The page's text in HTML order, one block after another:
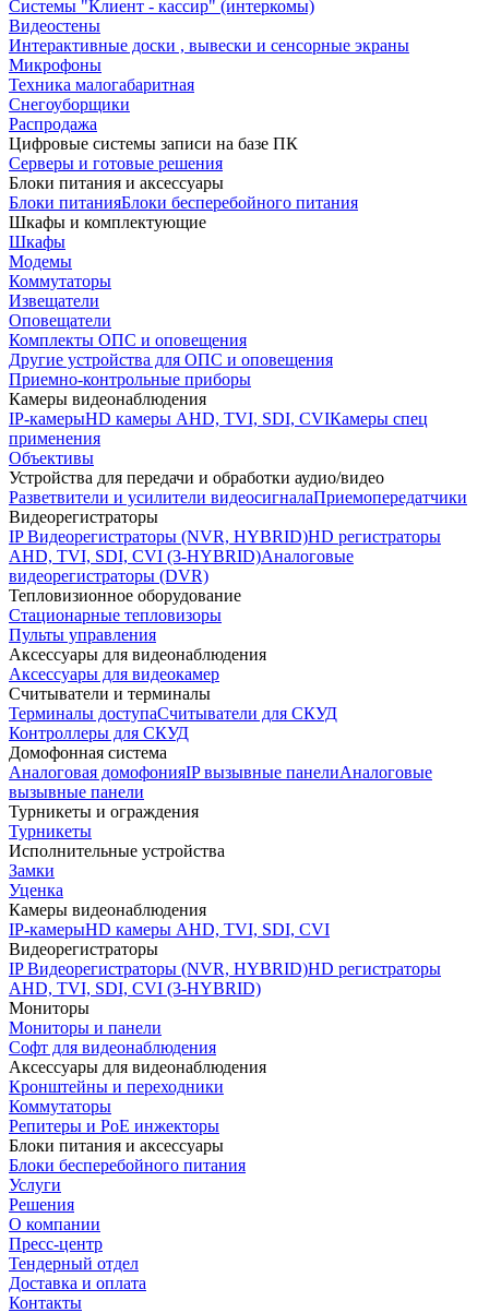
Системы "Клиент - кассир" (интеркомы)
Видеостены
Интерактивные доски , вывески и сенсорные экраны
Микрофоны
Техника малогабаритная
Снегоуборщики
Распродажа
Цифровые системы записи на базе ПК
Серверы и готовые решения
Блоки питания и аксессуары
Блоки питанияБлоки бесперебойного питания
Шкафы и комплектующие
Шкафы
Модемы
Коммутаторы
Извещатели
Оповещатели
Комплекты ОПС и оповещения
Другие устройства для ОПС и оповещения
Приемно-контрольные приборы
Камеры видеонаблюдения
IP-камерыHD камеры AHD, TVI, SDI, CVIКамеры спец
применения
Объективы
Устройства для передачи и обработки аудио/видео
Разветвители и усилители видеосигналаПриемопередатчики
Видеорегистраторы
IP Видеорегистраторы (NVR, HYBRID)HD регистраторы
AHD, TVI, SDI, CVI (3-HYBRID)Аналоговые
видеорегистраторы (DVR)
Тепловизионное оборудование
Стационарные тепловизоры
Пульты управления
Аксессуары для видеонаблюдения
Аксессуары для видеокамер
Считыватели и терминалы
Терминалы доступаСчитыватели для СКУД
Контроллеры для СКУД
Домофонная система
Аналоговая домофонияIP вызывные панелиАналоговые
вызывные панели
Турникеты и ограждения
Турникеты
Исполнительные устройства
Замки
Уценка
Камеры видеонаблюдения
IP-камерыHD камеры AHD, TVI, SDI, CVI
Видеорегистраторы
IP Видеорегистраторы (NVR, HYBRID)HD регистраторы
AHD, TVI, SDI, CVI (3-HYBRID)
Мониторы
Мониторы и панели
Софт для видеонаблюдения
Аксессуары для видеонаблюдения
Кронштейны и переходники
Коммутаторы
Репитеры и PoE инжекторы
Блоки питания и аксессуары
Блоки бесперебойного питания
Услуги
Решения
О компании
Пресс-центр
Тендерный отдел
Доставка и оплата
Контакты